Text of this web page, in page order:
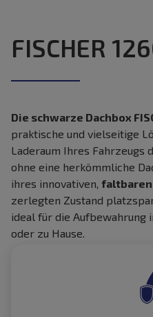
FISCHER
Die schwarze Dachbox
praktische und vielseitige
Laderaum Ihres Fahrzeugs
ohne eine herkömmliche
ihres innovativen,
zerlegten Zustand
ideal für die Aufbewahrung
oder zu Hause.